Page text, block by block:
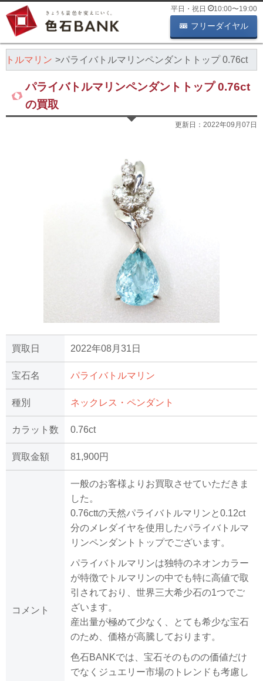
平日・祝日 10:00〜19:00
フリーダイヤル
トルマリン パライバトルマリンペンダントトップ 0.76ct
パライバトルマリンペンダントトップ 0.76ct
の買取
更新日： 2022年09月07日
買取日 2022年08月31日
宝石名 パライバトルマリン
種別 ネックレス・ペンダント
カラット数 0.76ct
買取金額 81,900円
コメント
一般のお客様よりお買取させていただきま
した。
0.76cttの天然パライバトルマリンと0.12ct
分のメレダイヤを使用したパライバトルマ
リンペンダントトップでございます。
パライバトルマリンは独特のネオンカラー
が特徴でトルマリンの中でも特に高値で取
引されており、世界三大希少石の1つでご
ざいます。
産出量が極めて少なく、とても希少な宝石
のため、価格が高騰しております。
色石BANKでは、宝石そのものの価値だけ
でなくジュエリー市場のトレンドも考慮し